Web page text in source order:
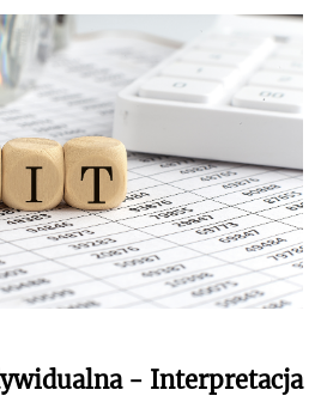
- Interpretacja